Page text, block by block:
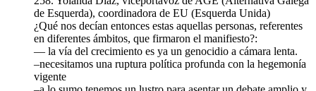
de Esquerda), coordinadora de EU (Esquerda Unida)
¿Qué nos decían entonces estas aquellas personas, referentes
en diferentes ámbitos, que firmaron el manifiesto?:
— la vía del crecimiento es ya un genocidio a cámara lenta.
–necesitamos una ruptura política profunda con la hegemonía
vigente